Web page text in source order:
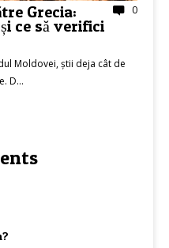
0
Grecia:
ce să verifici
Moldovei, știi deja cât de
D...